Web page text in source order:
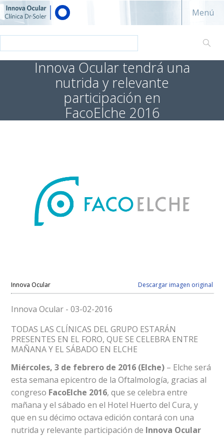
Innova ocular - Clínica Dr. Soler
Menú
Innova Ocular tendrá una
nutrida y relevante
participación en
FacoElche 2016
Innova Ocular Descargar imagen original
Innova Ocular - 03-02-2016
TODAS LAS CLÍNICAS DEL GRUPO ESTARÁN
PRESENTES EN EL FORO, QUE SE CELEBRA ENTRE
MAÑANA Y EL SÁBADO EN ELCHE
Miércoles, 3 de febrero de 2016 (Elche) – Elche será
esta semana epicentro de la Oftalmología, gracias al
congreso FacoElche 2016, que se celebra entre
mañana y el sábado en el Hotel Huerto del Cura, y
que en su décimo octava edición contará con una
nutrida y relevante participación de Innova Ocular